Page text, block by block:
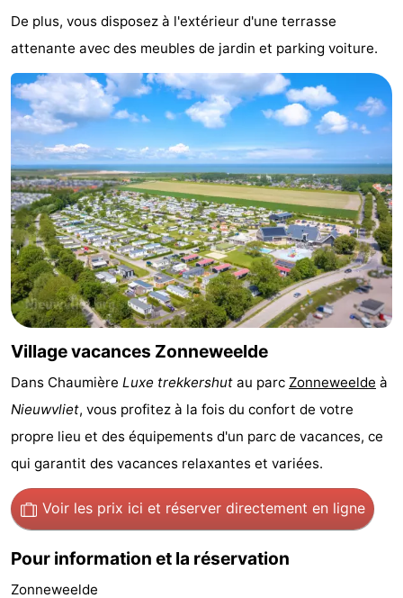
Cadzand-
Bad
Nieuwvliet-
Bad
Schoneveld
-
Strand
Resort
Nieuwvliet-
Bad
-
Waterdunen
-
Zonneweelde
-
Zwinhoeve
Hôtels
Last
minutes
Plages
Voir
et
faire
Lieux
d'intérêt
-
Musées
Monuments
-
Moulins
-
de
-
De plus, vous disposez à l'extérieur d'une terrasse
attenante avec des meubles de jardin et parking voiture.
Village vacances Zonneweelde
Dans Chaumière Luxe trekkershut au parc Zonneweelde à
Nieuwvliet, vous profitez à la fois du confort de votre
propre lieu et des équipements d'un parc de vacances, ce
qui garantit des vacances relaxantes et variées.
Voir les prix ici et réserver directement en ligne
Pour information et la réservation
Zonneweelde